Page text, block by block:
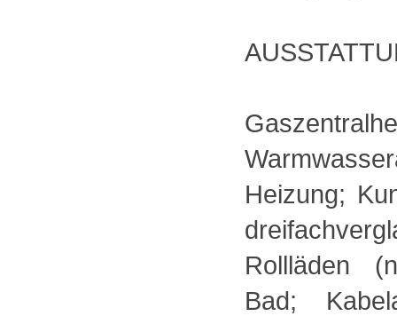
Heizung;
Rollläden
Bad;